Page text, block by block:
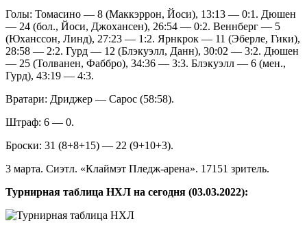
Голы: Томасино — 8 (Маккэррон, Йоси), 13:13 — 0:1. Дюшен
— 24 (бол., Йоси, Джохансен), 26:54 — 0:2. Веннберг — 5
(Юханссон, Линд), 27:23 — 1:2. Ярнкрок — 11 (Эберле, Гики),
28:58 — 2:2. Гурд — 12 (Блэкуэлл, Данн), 30:02 — 3:2. Дюшен
— 25 (Толванен, Фаббро), 34:36 — 3:3. Блэкуэлл — 6 (мен.,
Гурд), 43:19 — 4:3.
Вратари: Дриджер — Сарос (58:58).
Штраф: 6 — 0.
Броски: 31 (8+8+15) — 22 (9+10+3).
3 марта. Сиэтл. «Клаймэт Пледж-арена». 17151 зритель.
Турнирная таблица НХЛ на сегодня (03.03.2022):